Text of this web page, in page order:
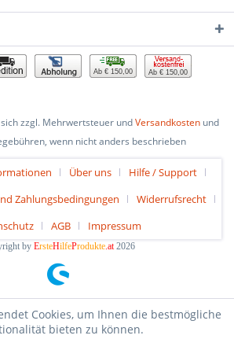
Ab € 150,00 Ab € 150,00
zzgl. Mehrwertsteuer undVersandkostenund
wenn nicht anders beschrieben
Über uns
Hilfe / Support
Zahlungsbedingungen
Widerrufsrecht
AGB Impressum
by ErsteHilfeProdukte.at2026
Cookies, um Ihnen die bestmögliche
bieten zu können.